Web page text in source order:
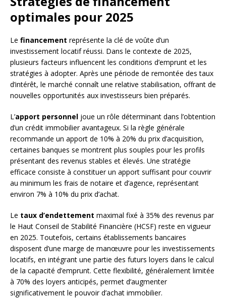
optimales pour 2025
Le financement représente la clé de voûte d’un
investissement locatif réussi. Dans le contexte de 2025,
plusieurs facteurs influencent les conditions d’emprunt et les
stratégies à adopter. Après une période de remontée des taux
d’intérêt, le marché connaît une relative stabilisation, offrant de
nouvelles opportunités aux investisseurs bien préparés.
L’apport personnel joue un rôle déterminant dans l’obtention
d’un crédit immobilier avantageux. Si la règle générale
recommande un apport de 10% à 20% du prix d’acquisition,
certaines banques se montrent plus souples pour les profils
présentant des revenus stables et élevés. Une stratégie
efficace consiste à constituer un apport suffisant pour couvrir
au minimum les frais de notaire et d’agence, représentant
environ 7% à 10% du prix d’achat.
Le taux d’endettement maximal fixé à 35% des revenus par
le Haut Conseil de Stabilité Financière (HCSF) reste en vigueur
en 2025. Toutefois, certains établissements bancaires
disposent d’une marge de manœuvre pour les investissements
locatifs, en intégrant une partie des futurs loyers dans le calcul
de la capacité d’emprunt. Cette flexibilité, généralement limitée
à 70% des loyers anticipés, permet d’augmenter
significativement le pouvoir d’achat immobilier.